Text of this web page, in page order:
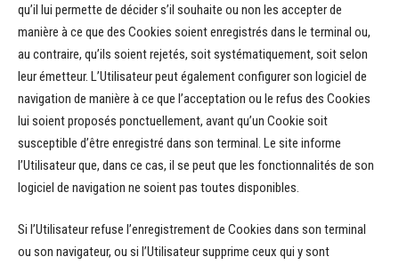
qu’il lui permette de décider s’il souhaite ou non les accepter de
manière à ce que des Cookies soient enregistrés dans le terminal ou,
au contraire, qu’ils soient rejetés, soit systématiquement, soit selon
leur émetteur. L’Utilisateur peut également configurer son logiciel de
navigation de manière à ce que l’acceptation ou le refus des Cookies
lui soient proposés ponctuellement, avant qu’un Cookie soit
susceptible d’être enregistré dans son terminal. Le site informe
l’Utilisateur que, dans ce cas, il se peut que les fonctionnalités de son
logiciel de navigation ne soient pas toutes disponibles.
Si l’Utilisateur refuse l’enregistrement de Cookies dans son terminal
ou son navigateur, ou si l’Utilisateur supprime ceux qui y sont